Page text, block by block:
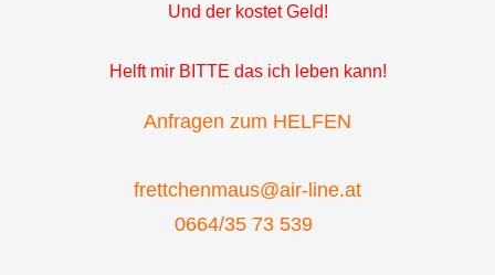
Und der kostet Geld!
Helft mir BITTE das ich leben kann!
Anfragen zum HELFEN
frettchenmaus@air-line.at
0664/35 73 539